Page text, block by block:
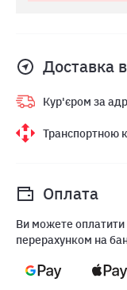
Доставка в
Кур'єром за
Транспортною
Оплата
Ви можете оплатити
перерахунком на